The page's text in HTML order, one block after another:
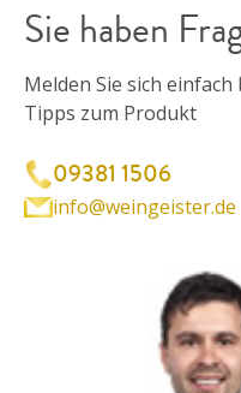
Sie haben
Melden Sie sich
Tipps zum Produkt
09381 1506
info@weingeister.de